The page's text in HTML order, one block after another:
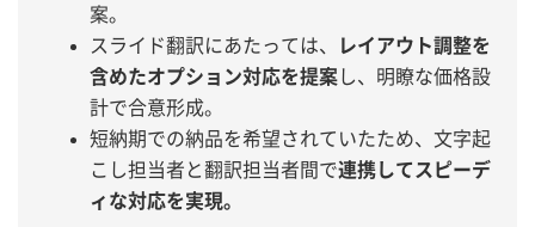
案。
スライド翻訳にあたっては、
レイアウト調整を
含めたオプション対応を提案し、明瞭な価格設
計で合意形成。
短納期での納品を希望されていたため、文字起
こし担当者と翻訳担当者間で連携してスピーデ
ィな対応を実現。